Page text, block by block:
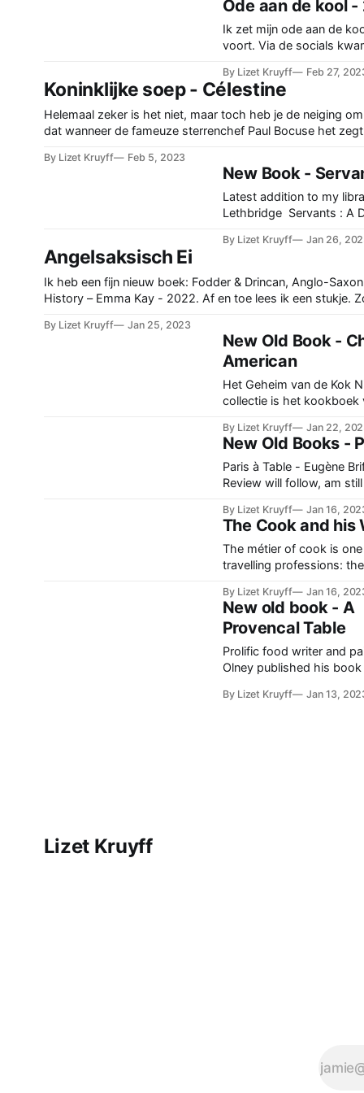
kool of spinazie, maar
begrijpt wat ik bedoel.
was asperges bij de
Ode aan de kool -
Ik zet mijn ode aan de
voort. Via de socials
tijden. Dan kun je een oud
raadplegen. Ik dook in het
de Italiaanse uitwijkeling
Castelvetro uit 1614.
geloof kon hij niet in Italië
By Lizet Kruyff Feb 27,
Koninklijke soep - Célestine
Helemaal zeker is het niet, maar toch heb je de neiging
dat wanneer de fameuze sterrenchef Paul Bocuse het
beroemde Mères Lyonnaises, de vrouwen die – met name
By Lizet Kruyff Feb 5, 2023
New Book -
Latest addition to my library
Lethbridge Servants : A
from 2013. I'll share my
with the author Visible And Invisible:
‘Servants’ Looks At Life
servants through their
By Lizet Kruyff Jan 26,
Angelsaksisch Ei
Ik heb een fijn nieuw boek: Fodder & Drincan, Anglo-
History – Emma Kay - 2022. Af en toe lees ik een stukje.
die bij voorjaar en zomer hoorden. Men hield kippen,
ganzen. Kippen leggen wat langer door, maar
By Lizet Kruyff Jan 25, 2023
New Old Book -
American
Het Geheim van de Kok Nieuw in de
collectie is het kookboek
Exclusief voor de
weliswaar, maar wat mij
je je daar niets van aan te
boek begint met een
By Lizet Kruyff Jan 22,
New Old Books -
Paris à Table - Eugène
Review will follow, am
By Lizet Kruyff Jan 16,
The Cook and his
The métier of cook is
travelling professions:
knifes – and perhaps even
and takes service where
is needed. Court kitchen,
at the manor, in a hotel,
restaurant. It’s partly
By Lizet Kruyff Jan 16,
New old book - A
Provencal Table
Prolific food writer and
Olney published his
finally found it's way to
By Lizet Kruyff Jan 13,
Lizet Kruyff